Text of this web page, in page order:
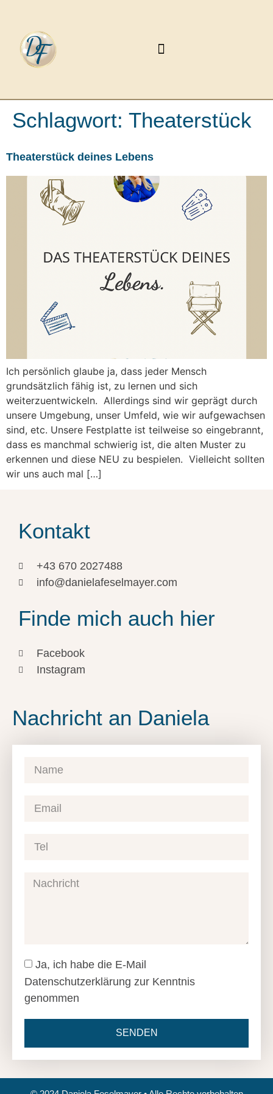
Schlagwort: Theaterstück
Theaterstück deines Lebens
Ich persönlich glaube ja, dass jeder Mensch
grundsätzlich fähig ist, zu lernen und sich
weiterzuentwickeln. Allerdings sind wir geprägt durch
unsere Umgebung, unser Umfeld, wie wir aufgewachsen
sind, etc. Unsere Festplatte ist teilweise so eingebrannt,
dass es manchmal schwierig ist, die alten Muster zu
erkennen und diese NEU zu bespielen. Vielleicht sollten
wir uns auch mal […]
Kontakt
+43 670 2027488
info@danielafeselmayer.com
Finde mich auch hier
Facebook
Instagram
Nachricht an Daniela
Ja, ich habe die E-Mail
Datenschutzerklärung zur Kenntnis
genommen
SENDEN